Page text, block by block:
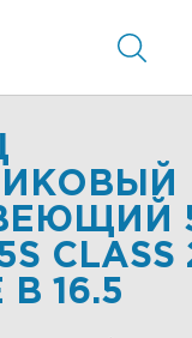
B 16.5